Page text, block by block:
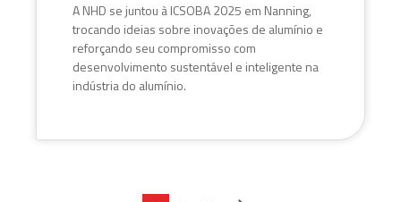
A NHD se juntou à ICSOBA 2025 em Nanning,
trocando ideias sobre inovações de alumínio e
reforçando seu compromisso com
desenvolvimento sustentável e inteligente na
indústria do alumínio.